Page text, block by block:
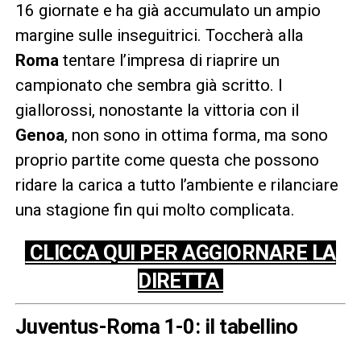
16 giornate e ha già accumulato un ampio
margine sulle inseguitrici. Toccherà alla
Romatentare l’impresa di riaprire un
campionato che sembra già scritto. I
giallorossi, nonostante la vittoria con il
Genoa, non sono in ottima forma, ma sono
proprio partite come questa che possono
ridare la carica a tutto l’ambiente e rilanciare
una stagione fin qui molto complicata.
CLICCA QUI PER AGGIORNARE LA
DIRETTA
Juventus-Roma 1-0: il tabellino